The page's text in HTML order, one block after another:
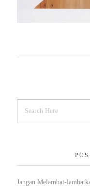
Jangan Melambat-